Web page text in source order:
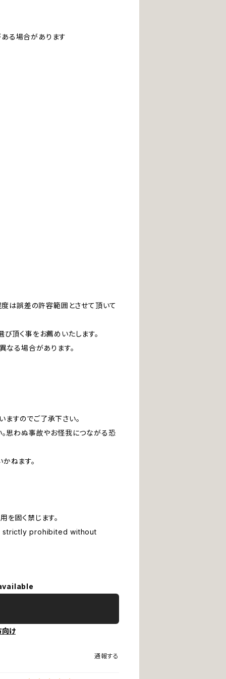
る場合があります
度は誤差の許容範囲とさせて頂いて
頂く事をお薦めいたします。
なる場合があります。
すのでご了承下さい。
。思わぬ事故やお怪我につながる恐
ねます。
固く禁じます。
prohibited without
向け
通報する